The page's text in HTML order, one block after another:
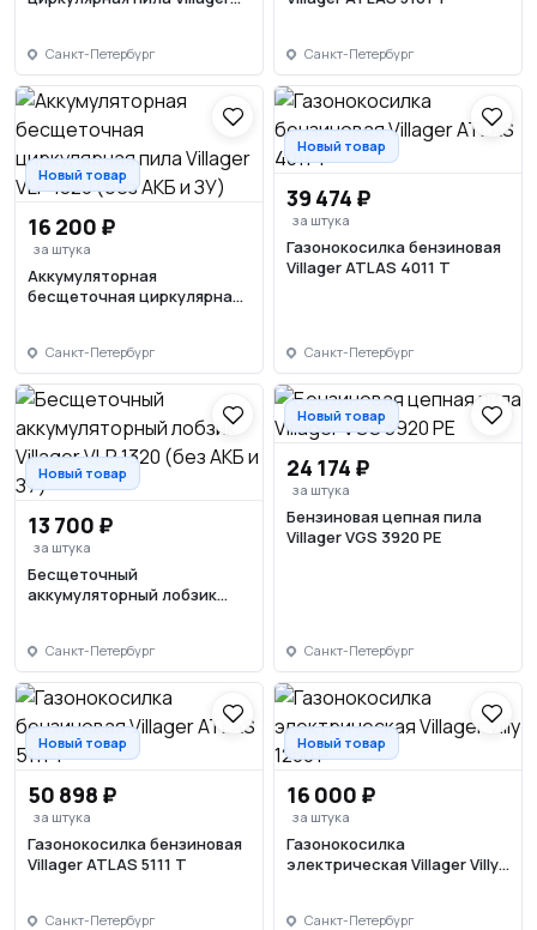
Санкт-Петербург Санкт-Петербург
Новый товар
16 200 ₽
за штука
Аккумуляторная
бесщеточная циркулярная
Санкт-Петербург
Новый товар
39 474 ₽
за штука
Газонокосилка бензиновая
Villager ATLAS 4011 T
Санкт-Петербург
Новый товар
13 700 ₽
за штука
Бесщеточный
аккумуляторный лобзик
Санкт-Петербург
Новый товар
24 174 ₽
за штука
Бензиновая цепная пила
Villager VGS 3920 PE
Санкт-Петербург
Новый товар
50 898 ₽
за штука
Газонокосилка бензиновая
Villager ATLAS 5111 Т
Санкт-Петербург
Новый товар
16 000 ₽
за штука
Газонокосилка
электрическая Villager Villy
Санкт-Петербург